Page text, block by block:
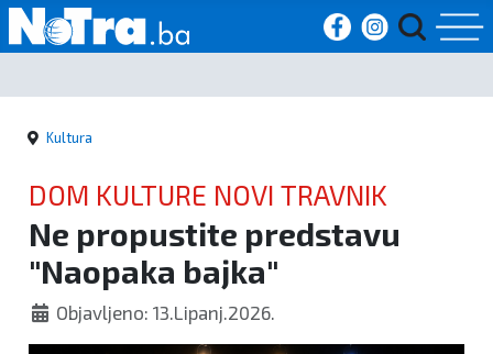
Početna
Vijesti
Sport
Kultura
Crna
Kultura
DOM KULTURE NOVI TRAVNIK
Ne propustite predstavu
"Naopaka bajka"
Objavljeno: 13.Lipanj.2026.